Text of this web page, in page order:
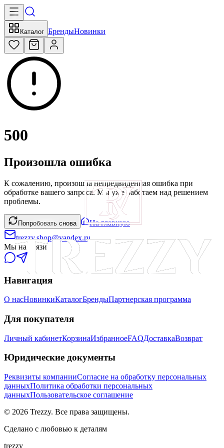
Каталог БрендыНовинки
500
Произошла ошибка
К сожалению, произошла непредвиденная ошибка при
обработке вашего запроса. Мы уже работаем над решением
проблемы.
Попробовать снова
На главную
trezzy.shop@yandex.ru
Мы на связи
Навигация
О насНовинкиКаталогБрендыПартнерская программа
Для покупателя
Личный кабинетКорзинаИзбранноеFAQДоставкаВозврат
Юридические документы
Реквизиты компанииСогласие на обработку персональных
данныхПолитика обработки персональных
данныхПользовательское соглашение
© 2026 Trezzy. Все права защищены.
Сделано с любовью к деталям
trezzy